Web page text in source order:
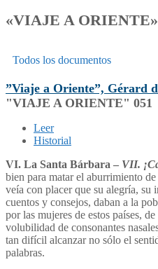
«VIAJE A ORIENTE»
Todos los documentos
”Viaje a Oriente”, Gérard
"VIAJE A ORIENTE" 051
Leer
Historial
VI. La Santa Bárbara – VII.
bien para matar el aburrimiento
veía con placer que su alegría, su
cuentos y consejos, daban a la
por las mujeres de estos países,
volubilidad de consonantes
tan difícil alcanzar no sólo el
palabras.